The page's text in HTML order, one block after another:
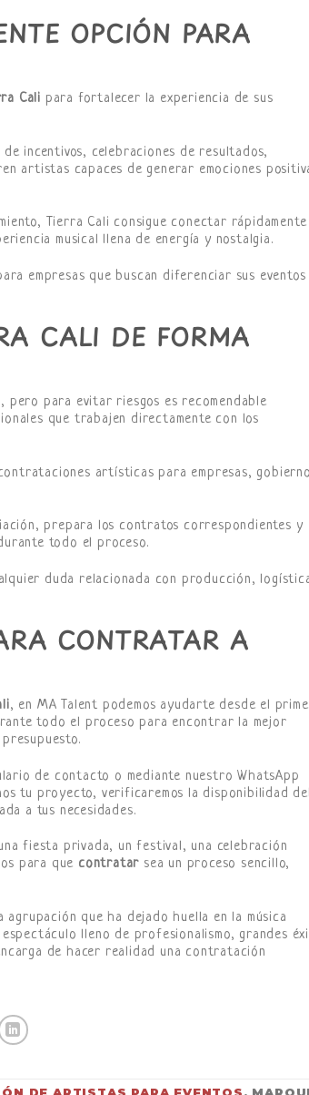
OPCIÓN PARA
Cali para fortalecer la experiencia de sus
incentivos, celebraciones de resultados,
artistas capaces de generar emociones
Tierra Cali consigue conectar rápidamente
musical llena de energía y nostalgia.
empresas que buscan diferenciar sus eventos
CALI DE FORMA
para evitar riesgos es recomendable
que trabajen directamente con los
artísticas para empresas,
prepara los contratos correspondientes y
todo el proceso.
duda relacionada con producción,
CONTRATAR A
, en MA Talent podemos ayudarte desde el
todo el proceso para encontrar la mejor
de contacto o mediante nuestro WhatsApp
tu proyecto, verificaremos la disponibilidad del
a tus necesidades.
fiesta privada, un festival, una celebración
para que contratar sea un proceso sencillo,
que ha dejado huella en la música
lleno de profesionalismo, grandes
de hacer realidad una contratación